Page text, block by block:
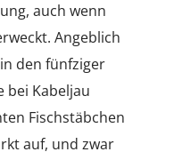
auch wenn
Angeblich
den fünfziger
bei Kabeljau
Fischstäbchen
auf, und zwar